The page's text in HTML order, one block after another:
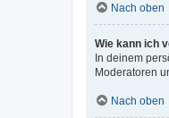
Nach oben
Wie kann ich
In deinem
Moderatoren
Nach oben